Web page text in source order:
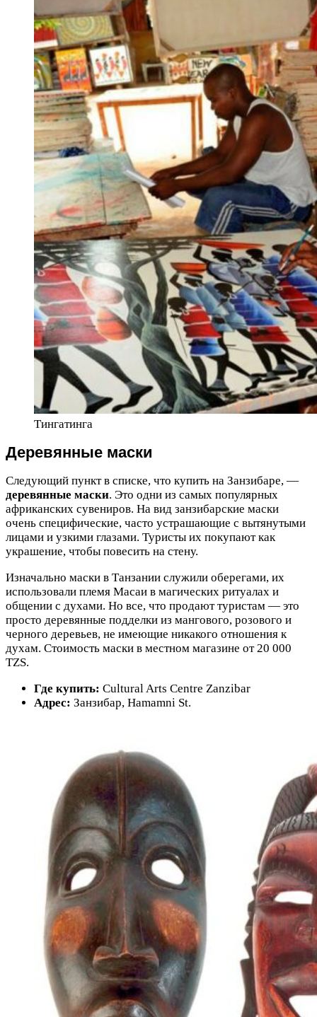
Тингатинга
Деревянные маски
Следующий пункт в списке, что купить на Занзибаре, —
деревянные маски. Это одни из самых популярных
африканских сувениров. На вид занзибарские маски
очень специфические, часто устрашающие с вытянутыми
лицами и узкими глазами. Туристы их покупают как
украшение, чтобы повесить на стену.
Изначально маски в Танзании служили оберегами, их
использовали племя Масаи в магических ритуалах и
общении с духами. Но все, что продают туристам — это
просто деревянные подделки из мангового, розового и
черного деревьев, не имеющие никакого отношения к
духам. Стоимость маски в местном магазине от 20 000
TZS.
Где купить: Cultural Arts Centre Zanzibar
Адрес: Занзибар, Hamamni St.